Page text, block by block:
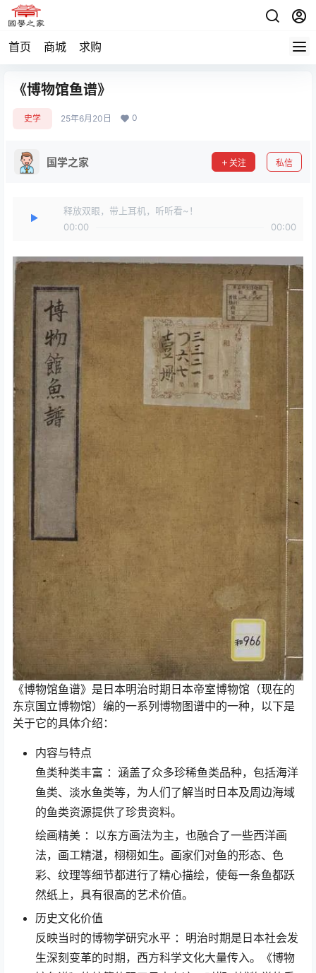
首页 商城 求购
《博物馆鱼谱》
史学 25年6月20日 0
国学之家 关注 私信
释放双眼，带上耳机，听听看~！
00:00
00:00
《博物馆鱼谱》是日本明治时期日本帝室博物馆（现在的
东京国立博物馆）编的一系列博物图谱中的一种，以下是
关于它的具体介绍：
内容与特点
鱼类种类丰富 ：涵盖了众多珍稀鱼类品种，包括海洋
鱼类、淡水鱼类等，为人们了解当时日本及周边海域
的鱼类资源提供了珍贵资料。
绘画精美 ：以东方画法为主，也融合了一些西洋画
法，画工精湛，栩栩如生。画家们对鱼的形态、色
彩、纹理等细节都进行了精心描绘，使每一条鱼都跃
然纸上，具有很高的艺术价值。
历史文化价值
反映当时的博物学研究水平 ：明治时期是日本社会发
生深刻变革的时期，西方科学文化大量传入。《博物